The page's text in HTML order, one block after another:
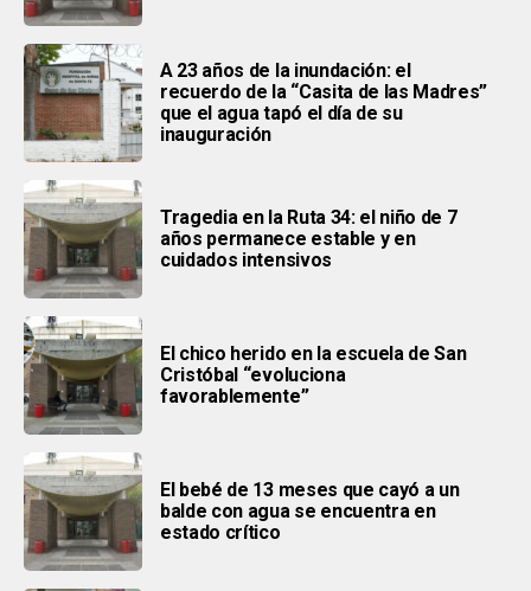
A 23 años de la inundación: el
recuerdo de la “Casita de las Madres”
que el agua tapó el día de su
inauguración
Tragedia en la Ruta 34: el niño de 7
años permanece estable y en
cuidados intensivos
El chico herido en la escuela de San
Cristóbal “evoluciona
favorablemente”
El bebé de 13 meses que cayó a un
balde con agua se encuentra en
estado crítico